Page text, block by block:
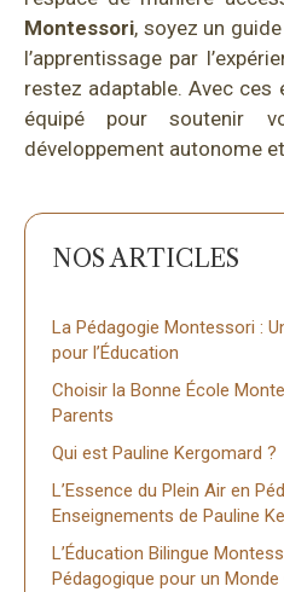
Montessori, soyez un
l’apprentissage par
restez adaptable. Avec ces
équipé pour soutenir
développement autonome
La Pédagogie Montessori :
pour l’Éducation
Choisir la Bonne École
Parents
Qui est Pauline Kergomard ?
L’Essence du Plein Air en
Enseignements de Pauline
L’Éducation Bilingue
Pédagogique pour un